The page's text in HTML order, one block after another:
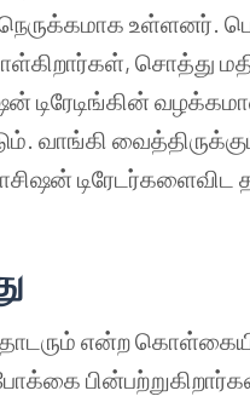
நெருக்கமாக உள்ளனர்.
சொத்து
டிரேடிங்கின்
வாங்கி
தொடரும் என்ற